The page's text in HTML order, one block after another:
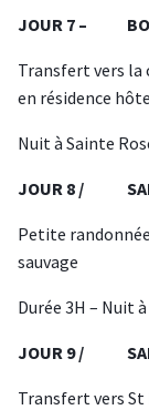
JOUR 7 –
Transfert vers
en résidence
Nuit à Sainte
JOUR 8 /
Petite
sauvage
Durée 3H – Nuit
JOUR 9 /
Transfert vers St